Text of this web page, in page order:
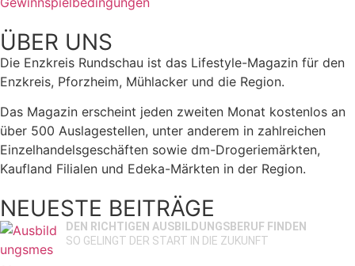
ÜBER UNS
Die Enzkreis Rundschau ist das Lifestyle-Magazin für den
Enzkreis, Pforzheim, Mühlacker und die Region.
Das Magazin erscheint jeden zweiten Monat kostenlos an
über 500 Auslagestellen, unter anderem in zahlreichen
Einzelhandelsgeschäften sowie dm-Drogeriemärkten,
Kaufland Filialen und Edeka-Märkten in der Region.
NEUESTE BEITRÄGE
DEN RICHTIGEN AUSBILDUNGSBERUF FINDEN
SO GELINGT DER START IN DIE ZUKUNFT